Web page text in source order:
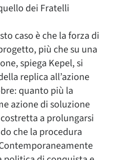
dei Fratelli
caso è che la forza di
più che su una
spiega Kepel, si
replica all’azione
quanto più la
azione di soluzione
a prolungarsi
che la procedura